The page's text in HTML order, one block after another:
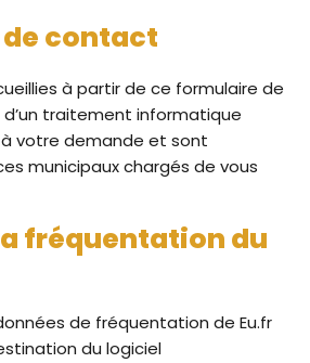
contact
à partir de ce formulaire de
traitement informatique
votre demande et sont
municipaux chargés de vous
fréquentation du
de fréquentation de Eu.fr
du logiciel